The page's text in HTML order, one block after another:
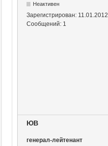
Неактивен
Зарегистрирован: 11.01.2012
Сообщений: 1
ЮВ
генерал-лейтенант